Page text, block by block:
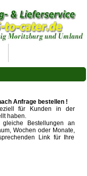
Anfrage bestellen !
für Kunden in der
haben.
Bestellungen an
Wochen oder Monate,
Link für Ihre